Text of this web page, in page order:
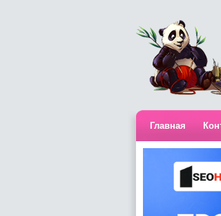
Главная